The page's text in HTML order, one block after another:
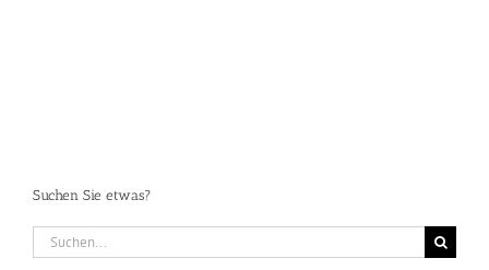
Suchen Sie etwas?
Suche
nach: